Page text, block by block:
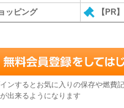
ッピング 【PR
ンするとお気に入りの保存や燃費
出来るようになります